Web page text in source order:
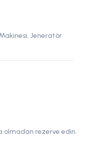
Jeneratör
olmadan rezerve edin.